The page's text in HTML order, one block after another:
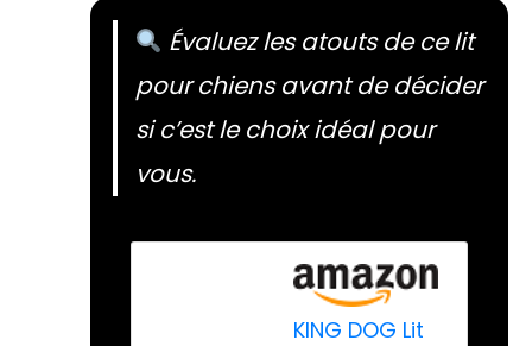
Évaluez les atouts de ce lit
pour chiens avant de décider
si c’est le choix idéal pour
vous.
KING DOG Lit